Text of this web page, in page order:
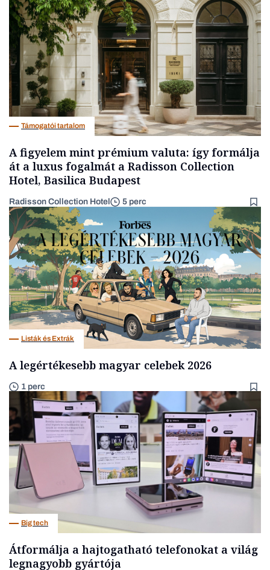
AI
Támogatói tartalom
A figyelem mint prémium valuta: így formálja
át a luxus fogalmát a Radisson Collection
Hotel, Basilica Budapest
Radisson Collection Hotel 5 perc
Listák és Extrák
A legértékesebb magyar celebek 2026
1 perc
Big tech
Átformálja a hajtogatható telefonokat a világ
legnagyobb gyártója